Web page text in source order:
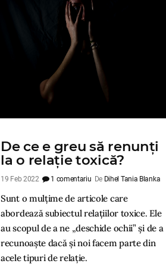
De ce e greu să renunți
la o relație toxică?
19 Feb 2022 1 comentariu De Dihel Tania Blanka
Sunt o mulțime de articole care
abordează subiectul relațiilor toxice. Ele
au scopul de a ne „deschide ochii” și de a
recunoaște dacă și noi facem parte din
acele tipuri de relație.